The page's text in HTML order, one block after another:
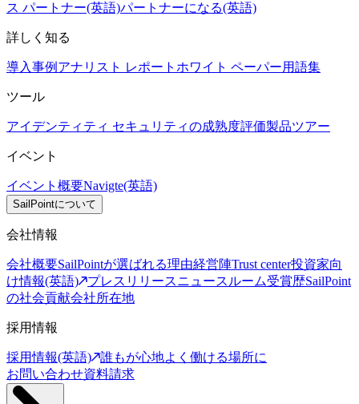
ス パートナー(英語)パートナーになる(英語)
詳しく知る
導入事例 アナリスト レポート ホワイト ペーパー用語集
ツール
アイデンティティ セキュリティの成熟度評価製品ツアー
イベント
イベント概要Navigte(英語)
SailPointについて
会社情報
会社概要SailPointが選ばれる理由経営陣Trust center投資家向
け情報(英語)
プレスリリースニュースルーム受賞歴SailPoint
の社会貢献会社所在地
採用情報
採用情報(英語)
誰もが心地よく働ける場所に
お問い合わせ資料請求